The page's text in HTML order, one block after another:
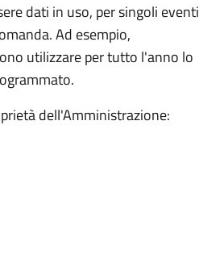
dati in uso, per singoli eventi
Ad esempio,
utilizzare per tutto l'anno lo
dell'Amministrazione: